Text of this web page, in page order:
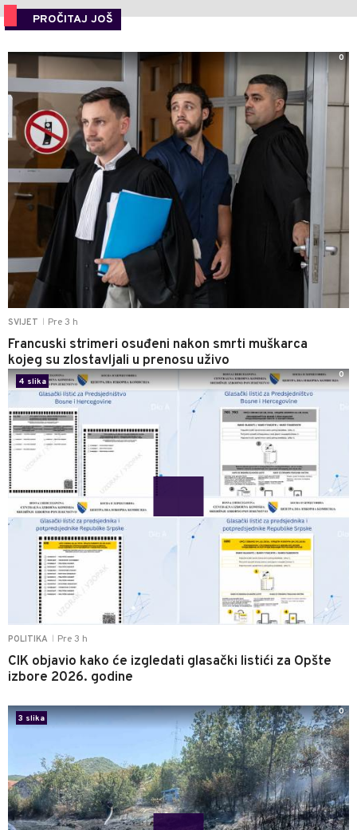
PROČITAJ JOŠ
SVIJET Pre 3 h
Francuski strimeri osuđeni nakon smrti muškarca
kojeg su zlostavljali u prenosu uživo
0
POLITIKA Pre 3 h
CIK objavio kako će izgledati glasački listići za Opšte
izbore 2026. godine
4 slika
0
3 slika
0